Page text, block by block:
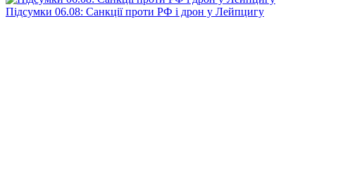
Підсумки 06.08: Санкції проти РФ і дрон у Лейпцигу